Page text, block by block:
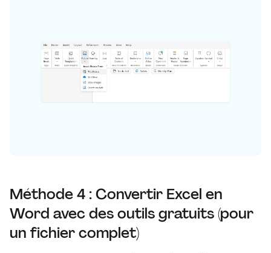
Méthode 4 : Convertir Excel en
Word avec des outils gratuits (pour
un fichier complet)